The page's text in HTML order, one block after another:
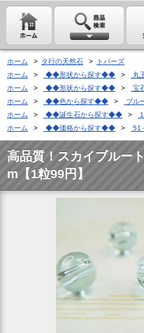
ホーム > タ行の天然石 >
トパーズ
ホーム
> ◆◆形状から探す◆◆ >
丸
ホーム
> ◆◆形状から探す◆◆ >
宝
ホーム
> ◆◆色から探す◆◆ >
ブル
ホーム
> ◆◆誕生石から探す◆◆ >
ホーム
> ◆◆価格から探す◆◆ > 51
高品質！スカイブルー
m【1粒99円】